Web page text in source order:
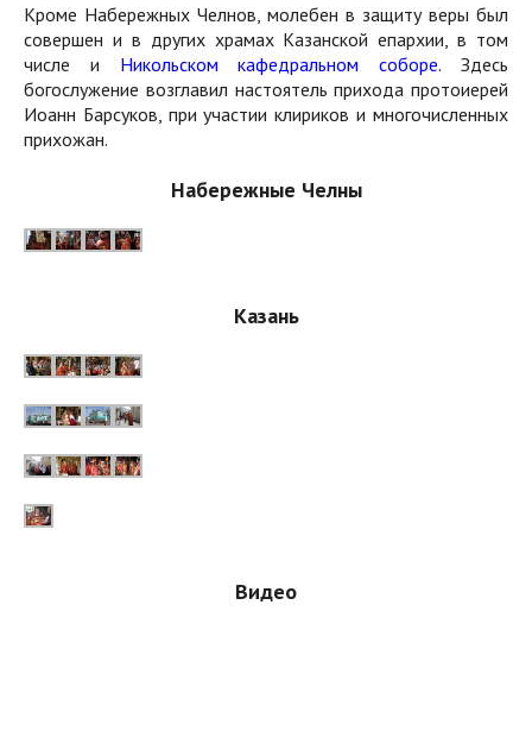
Кроме Набережных Челнов, молебен в защиту веры был
совершен и в других храмах Казанской епархии, в том
числе и Никольском кафедральном соборе. Здесь
богослужение возглавил настоятель прихода протоиерей
Иоанн Барсуков, при участии клириков и многочисленных
прихожан.
Набережные Челны
Казань
Видео